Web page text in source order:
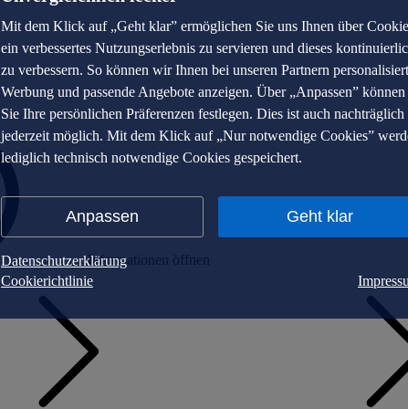
Mit dem Klick auf „Geht klar” ermöglichen Sie uns Ihnen über
ein verbessertes Nutzungserlebnis zu servieren und dieses
zu verbessern. So können wir Ihnen bei unseren Partnern
Werbung und passende Angebote anzeigen. Über „Anpassen” können
Sie Ihre persönlichen Präferenzen festlegen. Dies ist auch nachträglich
jederzeit möglich. Mit dem Klick auf „Nur notwendige Cookies”
lediglich technisch notwendige Cookies gespeichert.
Anpassen Geht klar
Datenschutzerklärung
Cookierichtlinie
Informationen öffnen